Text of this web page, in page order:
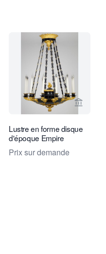
vendeur de Kollenburg
Voir la
Lustre en forme disque
d'époque Empire
Prix sur demande